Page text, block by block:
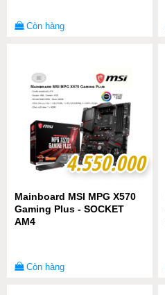
Còn hàng
4.550.000
4.550.000
Mainboard MSI MPG X570
Gaming Plus - SOCKET
AM4
Còn hàng